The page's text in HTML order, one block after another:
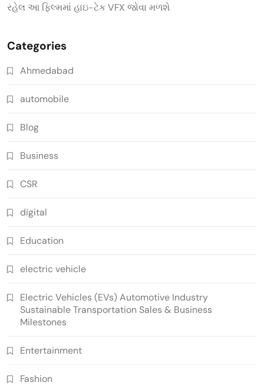
રહેલ આ ફિલ્મમાં હાઇ-ટેક VFX જોવા મળશે
Categories
Ahmedabad
automobile
Blog
Business
CSR
digital
Education
electric vehicle
Electric Vehicles (EVs) Automotive Industry
Sustainable Transportation Sales & Business
Milestones
Entertainment
Fashion